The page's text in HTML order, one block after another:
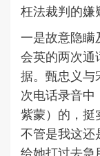
枉法裁判的嫌
一是故意隐瞒
会英的两次通
据。甄忠义与
次电话录音
紫蒙）的，挺
不管是我这还
给她打过去急